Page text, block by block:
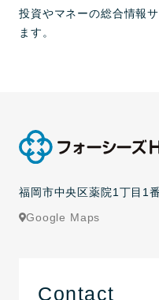
投資やマネーの総合情報
ます。
福岡市中央区薬院1丁目1
Google Maps
Contact